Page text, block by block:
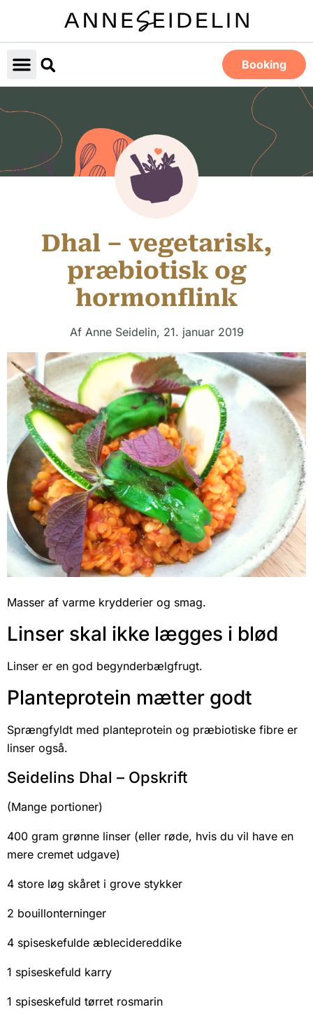
Booking
Dhal – vegetarisk,
præbiotisk og
hormonflink
AfAnne Seidelin, 21. januar 2019
Masser af varme krydderier og smag.
Linser skal ikke lægges i blød
Linser er en god begynderbælgfrugt.
Planteprotein mætter godt
Sprængfyldt med planteprotein og præbiotiske fibre er
linser også.
Seidelins Dhal – Opskrift
(Mange portioner)
400 gram grønne linser (eller røde, hvis du vil have en
mere cremet udgave)
4 store løg skåret i grove stykker
2 bouillonterninger
4 spiseskefulde æblecidereddike
1 spiseskefuld karry
1 spiseskefuld tørret rosmarin